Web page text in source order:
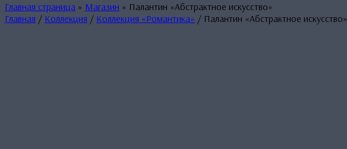
Главная страница » Магазин » Палантин «Абстрактное искусство»
Главная / Коллекция / Коллекция «Романтика» / Палантин «Абстрактное искусство»